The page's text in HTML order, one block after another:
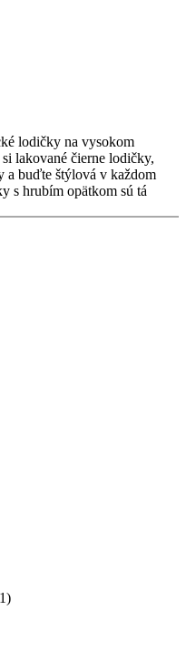
lodičky na vysokom
lakované čierne lodičky,
a buďte štýlová v každom
s hrubím opätkom sú tá